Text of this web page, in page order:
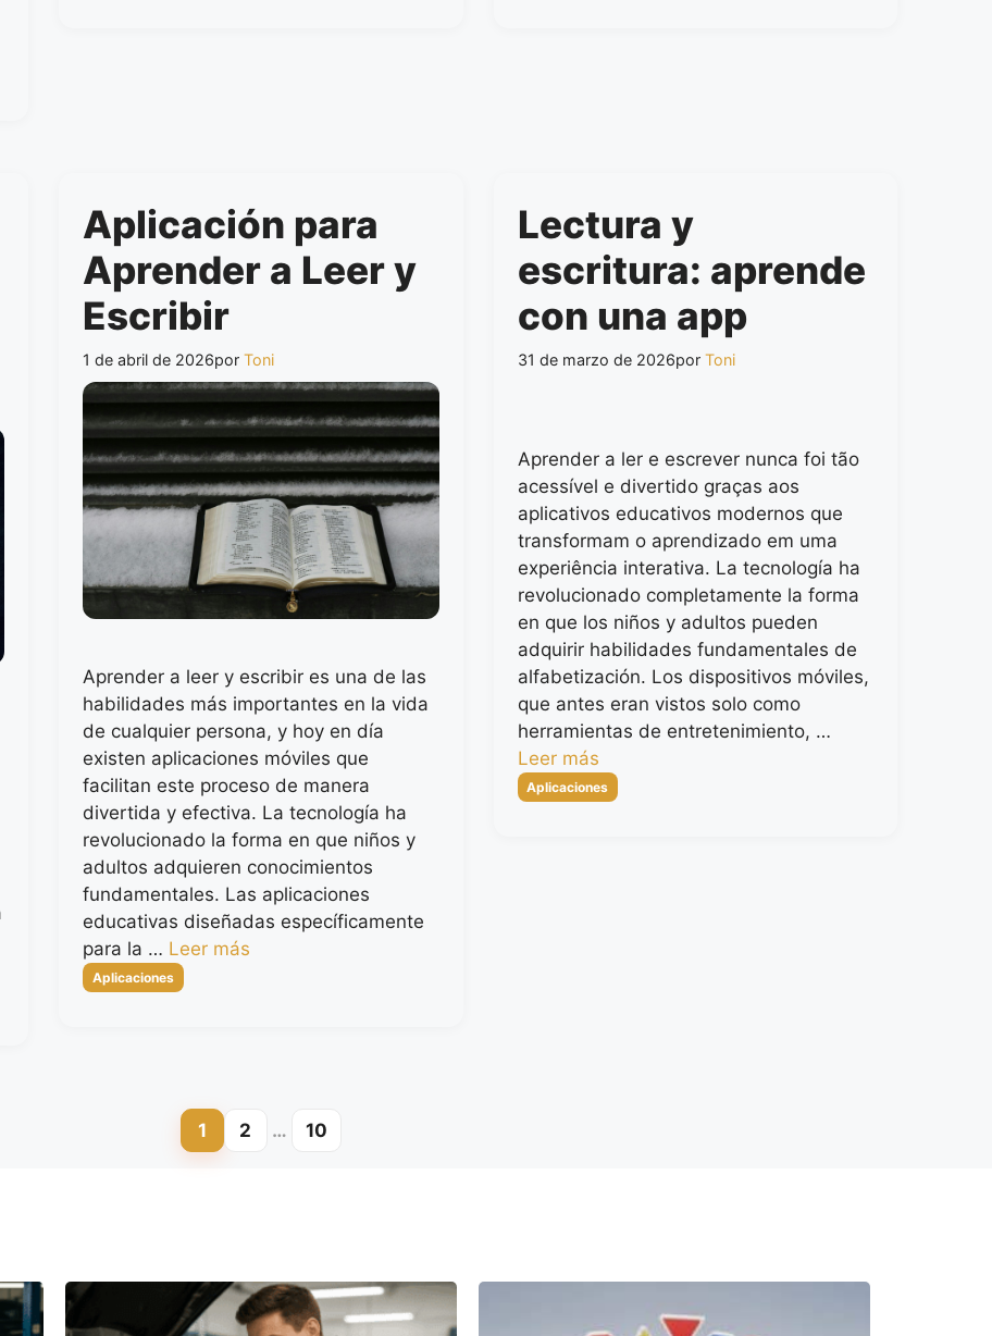
Aplicación para
Aprender a Leer y
Escribir
1 de abril de 2026porToni
Aprender a leer y escribir es una de las
habilidades más importantes en la vida
de cualquier persona, y hoy en día
existen aplicaciones móviles que
facilitan este proceso de manera
divertida y efectiva. La tecnología ha
revolucionado la forma en que niños y
adultos adquieren conocimientos
fundamentales. Las aplicaciones
educativas diseñadas específicamente
para la … Leer más
Categorías
Aplicaciones
Lectura y
escritura: aprende
con una app
31 de marzo de 2026por Toni
Aprender a ler e escrever nunca foi tão
acessível e divertido graças aos
aplicativos educativos modernos que
transformam o aprendizado em uma
experiência interativa. La tecnología ha
revolucionado completamente la forma
en que los niños y adultos pueden
adquirir habilidades fundamentales de
alfabetización. Los dispositivos móviles,
que antes eran vistos solo como
herramientas de entretenimiento, …
Leer más
Categorías
Aplicaciones
Página
1 Página
2 … Página
10